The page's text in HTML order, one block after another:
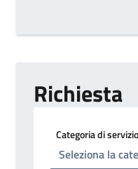
Richiesta
Categoria di